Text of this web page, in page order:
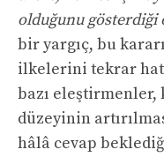
olduğunu gösterdiği
bir yargıç, bu
ilkelerini tekrar
bazı eleştirmenler,
düzeyinin
hâlâ cevap